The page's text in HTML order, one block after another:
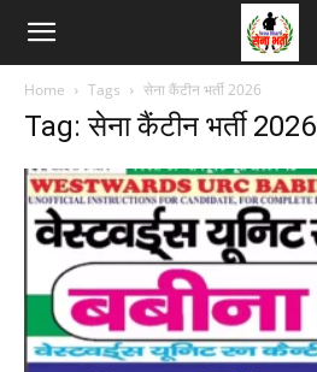
Home Tags सेना कैंटीन भर्ती 2026
Tag: सेना कैंटीन भर्ती 2026